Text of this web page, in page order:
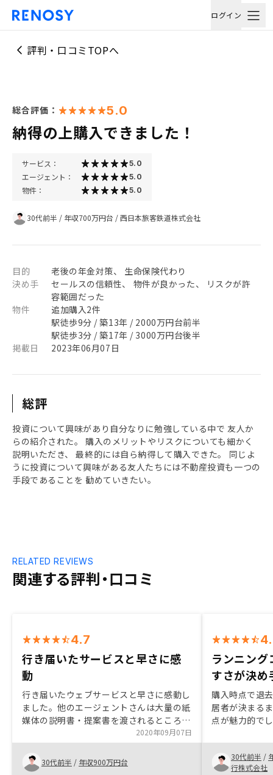
ログイン
評判・口コミTOPへ
総合評価： 5.0
納得の上購入できました！
サービス： 5.0
エージェント： 5.0
物件： 5.0
30代前半 / 年収700万円台 /西日本旅客鉄道株式会社
目的
老後の年金対策、 生命保険代わり
決め手
セールスの信頼性、 物件が良かった、 リスクが許
容範囲だった
物件
追加購入2件
駅徒歩9分 / 築13年 / 2000万円台前半
駅徒歩3分 / 築17年 / 3000万円台後半
掲載日
2023年06月07日
総評
投資について興味があり自分なりに勉強している中で 友人か
らの紹介された。 購入のメリットやリスクについても細かく
説明いただき、 最終的には自ら納得して購入できた。 同じよ
うに投資について興味がある友人たちには不動産投資も一つの
手段であることを 勧めていきたい。
関連する評判・口コミ
RELATED REVIEWS
4.7
行き届いたサービスと早さに感
動
行き届いたウェブサービスと早さに感動し
ました。他のエージェントさんは大量の紙
媒体の説明書・提案書を渡されるところ、
GAさんは重要事項説明以外のほぼ全てが
ウェブ上で完結しました。銀行口座開設や
火災保険までスマホで出来て、購入までの
顧客体験がとてもデザインされたものであ
2020年09月07日
30代前半 / 年収900万円台
ランニン
すさが決め
購入時点で退
居者が決まる
点が魅力的で
ため、リスク
した。3000
より提案を受
30代前半 /
行株式会社